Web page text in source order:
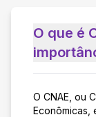
O que é
O CNAE, ou
Econômicas,